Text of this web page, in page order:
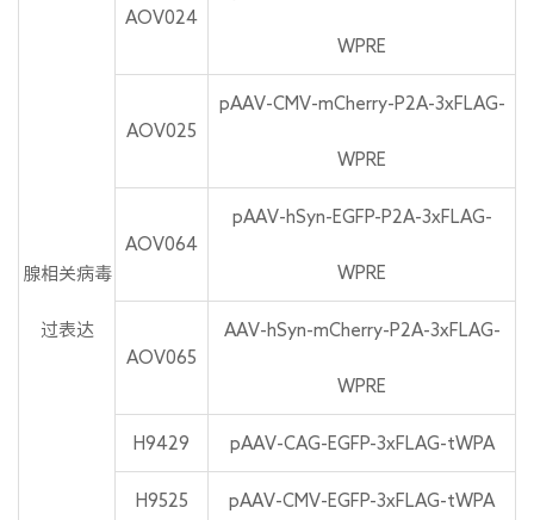
腺相关病毒
过表达
AOV024
WPRE
AOV025
pAAV-CMV-mCherry-P2A-3xFLAG-
WPRE
AOV064
pAAV-hSyn-EGFP-P2A-3xFLAG-
WPRE
AOV065
AAV-hSyn-mCherry-P2A-3xFLAG-
WPRE
H9429 pAAV-CAG-EGFP-3xFLAG-tWPA
H9525 pAAV-CMV-EGFP-3xFLAG-tWPA